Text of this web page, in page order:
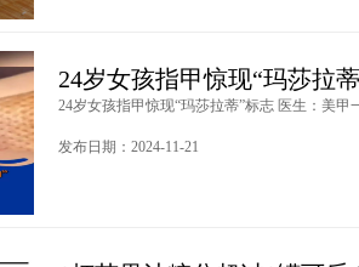
24岁女孩指甲惊现“玛莎拉
24岁女孩指甲惊现“玛莎拉蒂”标志 医生：美甲
发布日期：2024-11-21